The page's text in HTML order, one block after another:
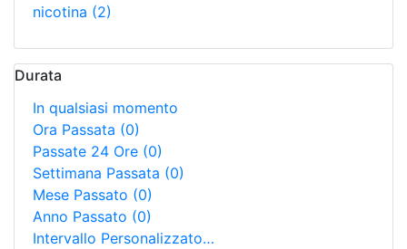
nicotina (2)
Durata
In qualsiasi momento
Ora Passata (0)
Passate 24 Ore (0)
Settimana Passata (0)
Mese Passato (0)
Anno Passato (0)
Intervallo Personalizzato…